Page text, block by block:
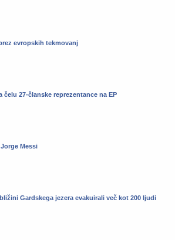
evropskih tekmovanj
27-članske reprezentance na EP
Messi
Gardskega jezera evakuirali več kot 200 ljudi